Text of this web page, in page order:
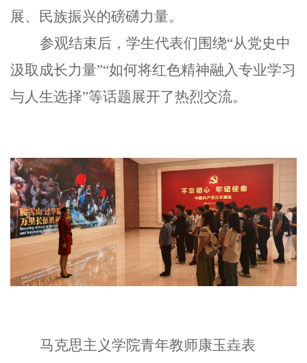
展、民族振兴的磅礴力量。
参观结束后，学生代表们围绕“从党史中
汲取成长力量”“如何将红色精神融入专业学习
与人生选择”等话题展开了热烈交流。
马克思主义学院青年教师康玉垚表